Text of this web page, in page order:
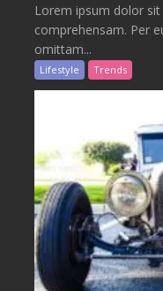
Lorem ipsum dolor
comprehensam. Per
omittam...
Lifestyle Trends